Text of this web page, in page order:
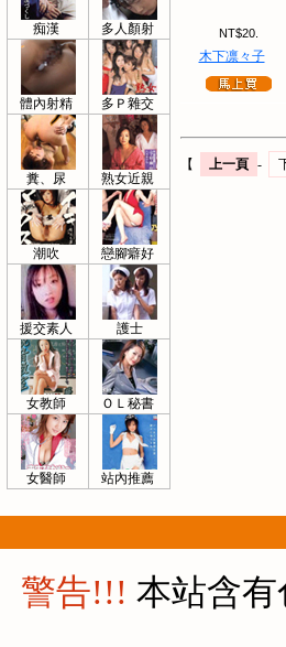
痴漢 多人顏射
體內射精 多Ｐ雜交
糞、尿 熟女近親
潮吹 戀腳癖好
援交素人 護士
女教師 ＯＬ秘書
女醫師 站內推薦
NT$20.
木下凛々子
【 上一頁 -
警告!!! 本站含